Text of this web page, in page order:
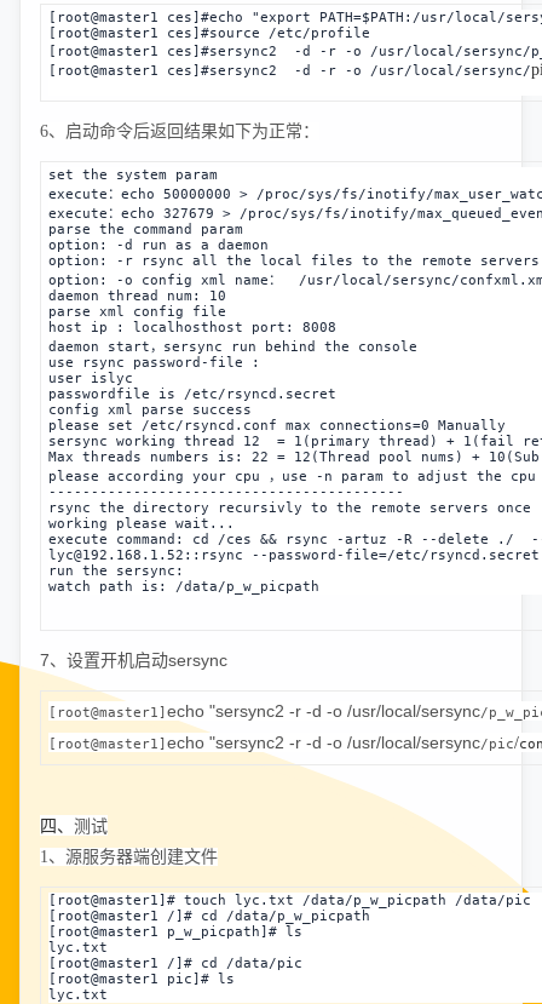
[root@master1 ces]#echo "export PATH=$PATH: /usr/local/
[root@master1 ces]#source /etc/profile
[root@master1 ces]#sersync2  -d -r -o /usr/local/sersync/
[root@master1 ces]#sersync2  -d -r -o /usr/local/sersync/
6、启动命令后返回结果如下为正常：
set the system param
execute：echo 50000000 > /proc/sys/fs/inotify/
execute：echo 327679 > /proc/sys/fs/inotify/
parse the command param
option: -d
run as a daemon
option: -r
rsync all the local files to the remote servers
option: -o config xml name：  /usr/local/sersync/
daemon thread num: 10
parse xml config file
host ip : localhost host port: 8008
daemon start，sersync run behind the console
use rsync password-file :
user islyc
passwordfile is /etc/rsyncd.secret
config xml parse success
please set /etc/rsyncd.conf max connections=0 Manually
sersync working thread 12  = 1(primary thread) + 1(fail
Max threads numbers is: 22 = 12(Thread pool nums) +
please according your cpu ，use -n param to adjust the
------------------------------------------
rsync the directory recursivly to the remote servers once
working please wait...
execute command: cd /ces && rsync -artuz -R --delete ./
lyc@192.168.1.52::rsync --password-file=/etc/
run the sersync:
watch path is: /data/p_w_picpath
7、设置开机启动sersync
[root@master1] echo "sersync2 -r -d -o /usr/local/sersync/
[root@master1] echo "sersync2 -r -d -o /usr/local/sersync/pic/
四、 测试
1、源服务器端创建文件
[root@master1]# touch lyc.txt /data/p_w_picpath /data/pic
[root@master1 /]# cd /data/p_w_picpath
[root@master1 p_w_picpath]# ls
lyc.txt
[root@master1 /]# cd /data/pic
[root@master1 pic]# ls
lyc.txt